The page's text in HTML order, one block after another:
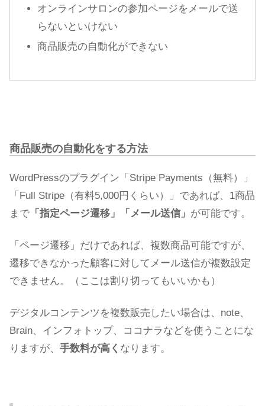
オンラインサロンの参加ページをメールで送
らないといけない
商品販売の自動化ができない
商品販売の自動化をする方法
WordPressのプラグイン「Stripe Payments（無料）」
「Full Stripe（有料5,000円くらい）」であれば、1商品
まで 「指定ページ遷移」「メール送信」 が可能です。
「ページ遷移」だけであれば、複数商品可能ですが、
遷移できなかった顧客に対してメール送信が複数設定
できません。（ここは割り切ってもいいかも）
デジタルコンテンツを複数販売したい場合は、note、
Brain、インフォトップ、ココナラなどを使うことにな
りますが、 手数料が高く なります。